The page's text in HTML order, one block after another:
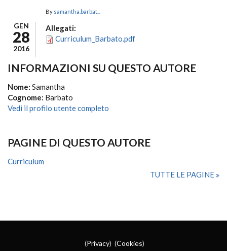
GEN
28
2016
By samantha.barbat...
Allegati:
Curriculum_Barbato.pdf
INFORMAZIONI SU QUESTO AUTORE
Nome: Samantha
Cognome: Barbato
Vedi il profilo utente completo
PAGINE DI QUESTO AUTORE
Curriculum
TUTTE LE PAGINE
(Privacy) (Cookies)